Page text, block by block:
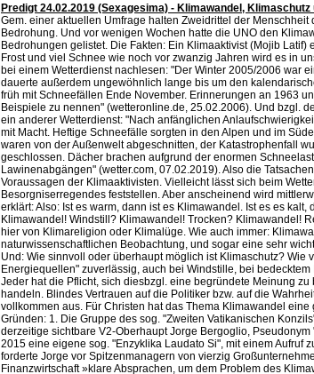
Predigt 24.02.2019 (Sexagesima) - Klimawandel,
Gem. einer aktuellen Umfrage halten Zweidrittel der
Bedrohung. Und vor wenigen Wochen hatte die UNO den
Bedrohungen gelistet. Die Fakten: Ein Klimaaktivist (Mojib Latif)
Frost und viel Schnee wie noch vor zwanzig Jahren wird es in
bei einem Wetterdienst nachlesen: "Der Winter 2005/2006 war
dauerte außerdem ungewöhnlich lange bis um den
früh mit Schneefällen Ende November. Erinnerungen an 1963
Beispiele zu nennen" (wetteronline.de, 25.02.2006). Und bzgl.
ein anderer Wetterdienst: "Nach anfänglichen
mit Macht. Heftige Schneefälle sorgten in den Alpen und im
waren von der Außenwelt abgeschnitten, der Katastrophenfall
geschlossen. Dächer brachen aufgrund der enormen
Lawinenabgängen" (wetter.com, 07.02.2019). Also die
Voraussagen der Klimaaktivisten. Vielleicht lässt sich beim
Besorgniserregendes feststellen. Aber anscheinend wird
erklärt: Also: Ist es warm, dann ist es Klimawandel. Ist es es
Klimawandel! Windstill? Klimawandel! Trocken? Klimawandel!
hier von Klimareligion oder Klimalüge. Wie auch immer:
naturwissenschaftlichen Beobachtung, und sogar eine sehr
Und: Wie sinnvoll oder überhaupt möglich ist Klimaschutz? Wie
Energiequellen" zuverlässig, auch bei Windstille, bei
Jeder hat die Pflicht, sich diesbzgl. eine begründete Meinung
handeln. Blindes Vertrauen auf die Politiker bzw. auf die
vollkommen aus. Für Christen hat das Thema Klimawandel
Gründen: 1. Die Gruppe des sog. "Zweiten Vatikanischen
derzeitige sichtbare V2-Oberhaupt Jorge Bergoglio,
2015 eine eigene sog. "Enzyklika Laudato Si", mit einem Aufruf
forderte Jorge vor Spitzenmanagern von vierzig
Finanzwirtschaft »klare Absprachen, um dem Problem des